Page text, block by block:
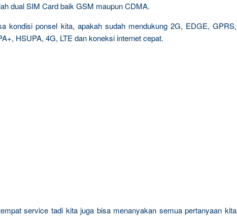
dual SIM Card baik GSM maupun CDMA.
kondisi ponsel kita, apakah sudah mendukung 2G, EDGE, GPRS,
HSUPA, 4G, LTE dan koneksi internet cepat.
service tadi kita juga bisa menanyakan semua pertanyaan kita